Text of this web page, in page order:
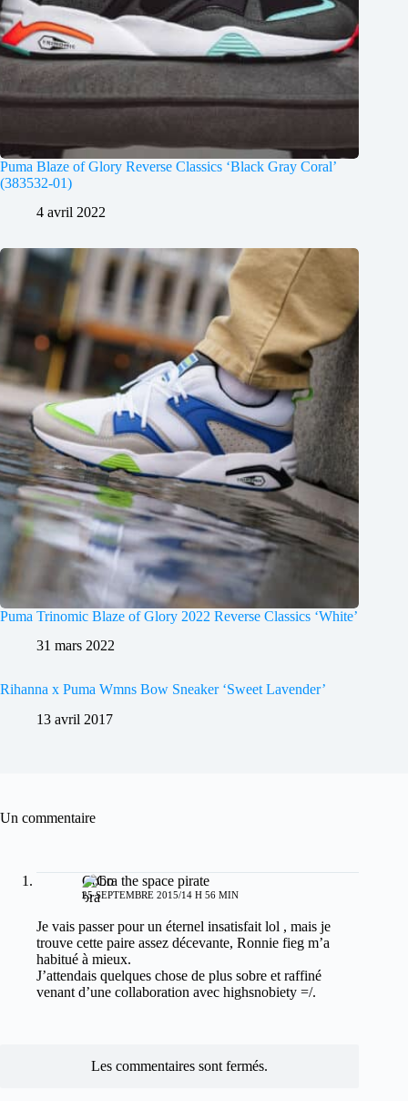
Puma Blaze of Glory Reverse Classics ‘Black Gray Coral’
(383532-01)
4 avril 2022
Puma Trinomic Blaze of Glory 2022 Reverse Classics ‘White’
31 mars 2022
Rihanna x Puma Wmns Bow Sneaker ‘Sweet Lavender’
13 avril 2017
Un commentaire
Cobra the space pirate
25 SEPTEMBRE 2015/14 H 56 MIN
Je vais passer pour un éternel insatisfait lol , mais je
trouve cette paire assez décevante, Ronnie fieg m’a
habitué à mieux.
J’attendais quelques chose de plus sobre et raffiné
venant d’une collaboration avec highsnobiety =/.
Les commentaires sont fermés.